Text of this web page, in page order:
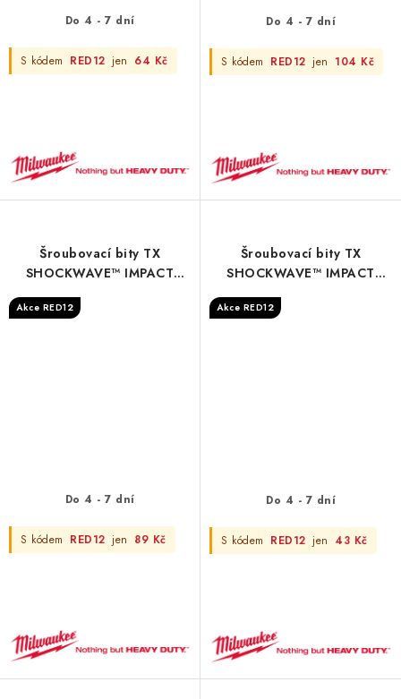
Do 4 - 7 dní
S kódem RED12 jen 64 Kč
Do 4 - 7 dní
S kódem RED12 jen 104 Kč
Šroubovací bity TX
SHOCKWAVE™ IMPACT
25mm - 3 pc
Akce RED12
Do 4 - 7 dní
S kódem RED12 jen 89 Kč
Šroubovací bity TX
SHOCKWAVE™ IMPACT
mm - 2 pcs
Akce RED12
Do 4 - 7 dní
S kódem RED12 jen 43 Kč